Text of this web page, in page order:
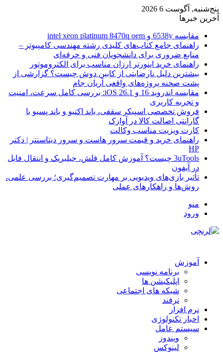
پنج‌شنبه, آگوست 6 2026
آخرین خبرها
مقایسه 6538y و intel xeon platinum 8470q oem
راهنمای جامع کتاب‌های کلیدی رشته مهندسی کامپیوتر –
منابع ضروری برای دانشجویان فنی و حرفه‌ای
راهنمای خرید اینورتر ارزان مناسب برای الکتروموتور
بیشترین دلیل نارضایتی از کابین دوش چیست؟ گزارشی از
پشت صحنه پروژه‌های واقعی آریان جام
مقایسه اندروید 16 و iOS 26.1: بررسی کامل سرعت، امنیت
و تجربه کاربری
فروش تخصصی اسپیکر سقفی، باند اکتیو و باند پسیو با
گارانتی اصالت کالا در آوازک
کارت ویزیت مناسب وکالت
راهنمای خرید و قیمت سرور هاست و سرور دیتاسنتر | دکتر
HP
3uTools چیست؟ آموزش کامل فلش، جیلبریک و انتقال فایل
در آیفون
تأثیر بازی‌های ویدیویی بر مهارت تصمیم‌گیری؛ بررسی علمی،
روش‌ها و راهکارهای عملی
منو
ورود
آموزش
برنامه نویسی
اپلیکیشن ها
شبکه های اجتماعی
ترفند
نرم افزار
اخبار تکنولوژی
سیستم عامل
ویندوز
لینوکس